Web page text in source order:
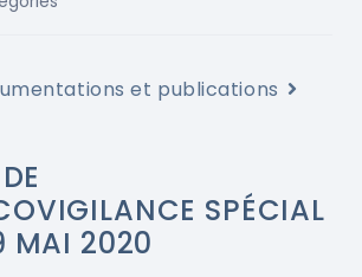
et publications
SPÉCIAL
MAI 2020